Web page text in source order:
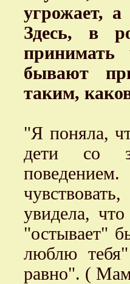
угрожает,
Здесь, в
принимать
бывают
таким,
"Я поняла,
дети со
увидела,
"остывает"
люблю
равно". (